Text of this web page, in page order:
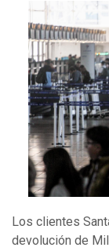
Los clientes
devolución de